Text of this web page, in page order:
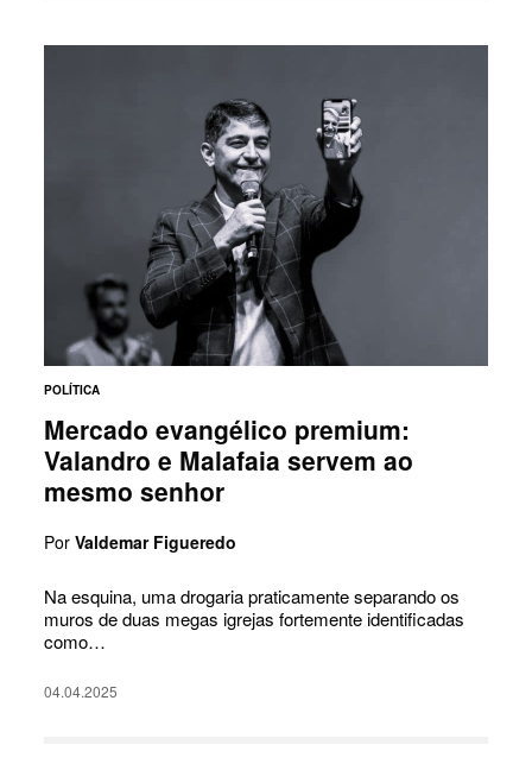
POLÍTICA
Mercado evangélico premium:
Valandro e Malafaia servem ao
mesmo senhor
PorValdemar Figueredo
Na esquina, uma drogaria praticamente separando os
muros de duas megas igrejas fortemente identificadas
como…
04.04.2025